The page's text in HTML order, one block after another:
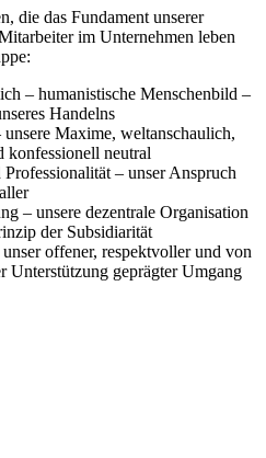
die das Fundament unserer
im Unternehmen leben
– humanistische Menschenbild –
Handelns
Maxime, weltanschaulich,
konfessionell neutral
– unser Anspruch
– unsere dezentrale Organisation
der Subsidiarität
offener, respektvoller und von
Unterstützung geprägter Umgang